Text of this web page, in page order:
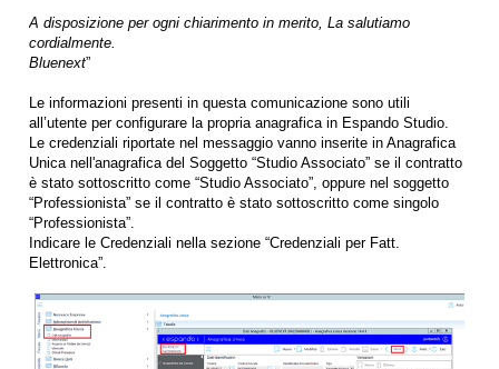
A disposizione per ogni chiarimento in merito, La salutiamo
cordialmente.
Bluenext”
Le informazioni presenti in questa comunicazione sono utili
all’utente per configurare la propria anagrafica in Espando Studio.
Le credenziali riportate nel messaggio vanno inserite in Anagrafica
Unica nell'anagrafica del Soggetto “Studio Associato” se il contratto
è stato sottoscritto come “Studio Associato”, oppure nel soggetto
“Professionista” se il contratto è stato sottoscritto come singolo
“Professionista”.
Indicare le Credenziali nella sezione “Credenziali per Fatt.
Elettronica”.